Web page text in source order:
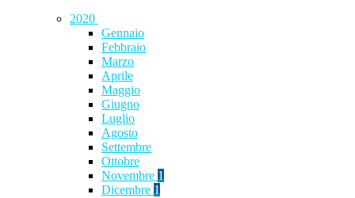
2020
Gennaio
Febbraio
Marzo
Aprile
Maggio
Giugno
Luglio
Agosto
Settembre
Ottobre
Novembre 1
Dicembre 1